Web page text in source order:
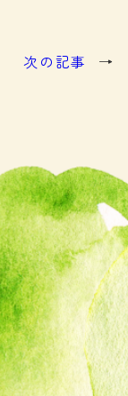
次の記事 →